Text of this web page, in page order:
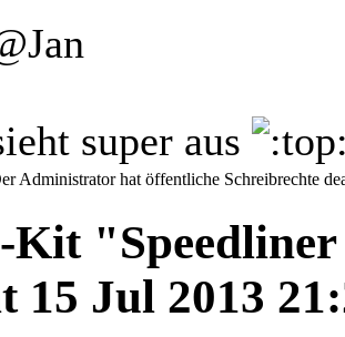
super aus
Administrator hat öffentliche Schreibrechte
Kit
15 Jul 2013